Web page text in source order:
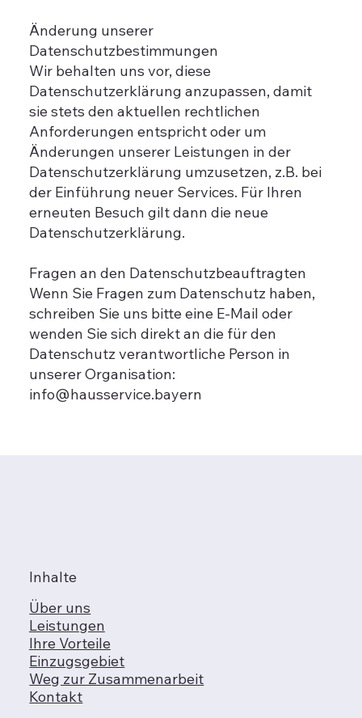
Änderung unserer
Datenschutzbestimmungen
Wir behalten uns vor, diese
Datenschutzerklärung anzupassen, damit
sie stets den aktuellen rechtlichen
Anforderungen entspricht oder um
Änderungen unserer Leistungen in der
Datenschutzerklärung umzusetzen, z.B. bei
der Einführung neuer Services. Für Ihren
erneuten Besuch gilt dann die neue
Datenschutzerklärung.
Fragen an den Datenschutzbeauftragten
Wenn Sie Fragen zum Datenschutz haben,
schreiben Sie uns bitte eine E-Mail oder
wenden Sie sich direkt an die für den
Datenschutz verantwortliche Person in
unserer Organisation:
info@hausservice.bayern
Inhalte
Über uns
Leistungen
Ihre Vorteile
Einzugsgebiet
Weg zur Zusammenarbeit
Kontakt